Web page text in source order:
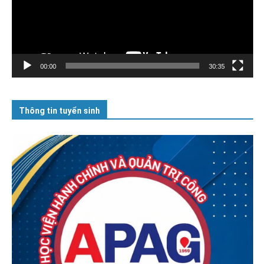
00:00 30:35
Thông tin tuyển sinh